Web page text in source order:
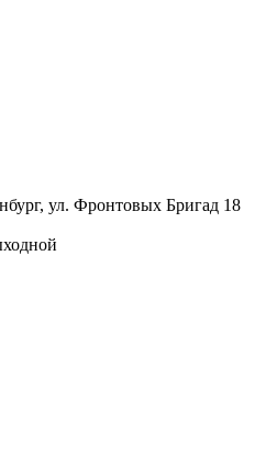
ул. Фронтовых Бригад 18